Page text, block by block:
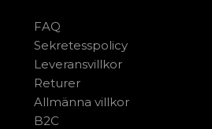
FAQ
Sekretesspolicy
Leveransvillkor
Returer
Allmänna villkor
B2C